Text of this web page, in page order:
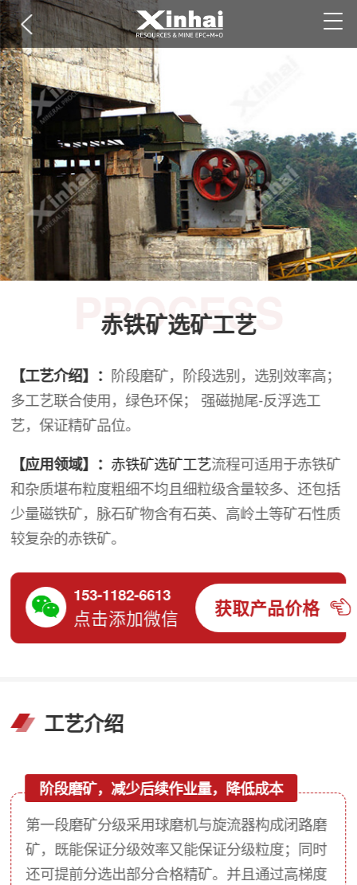
PROCESS
赤铁矿选矿工艺
【工艺介绍】： 阶段磨矿，阶段选别，选别效率高；
多工艺联合使用，绿色环保； 强磁抛尾-反浮选工
艺，保证精矿品位。
【应用领域】： 赤铁矿选矿工艺流程可适用于赤铁矿
和杂质堪布粒度粗细不均且细粒级含量较多、还包括
少量磁铁矿，脉石矿物含有石英、高岭土等矿石性质
较复杂的赤铁矿。
153-1182-6613
点击添加微信 获取产品价格
工艺介绍
阶段磨矿，减少后续作业量，降低成本
第一段磨矿分级采用球磨机与旋流器构成闭路磨
矿，既能保证分级效率又能保证分级粒度；同时
还可提前分选出部分合格精矿。并且通过高梯度